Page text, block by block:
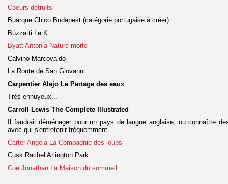
Coeurs détruits
Buarque Chico Budapest (catégorie portugaise à créer)
Buzzatti Le K.
Byatt Antonia Nature morte
Calvino Marcovaldo
La Route de San Giovanni
Carpentier Alejo Le Partage des eaux
Très ennuyeux...
Carroll Lewis The Complete Illustrated
Il faudrait déménager pour un pays de langue anglaise, ou connaître
avec qui s'entretenir fréquemment...
Carter Angela La Compagnie des loups
Cusk Rachel Arlington Park
Coe Jonathan La Maison du sommeil